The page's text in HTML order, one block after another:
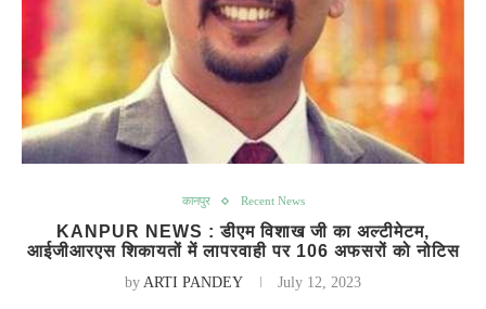
कानपुर Recent News
KANPUR NEWS : डीएम विशाख जी का अल्टीमेटम,
आईजीआरएस शिकायतों में लापरवाही पर 106 अफसरों को नोटिस
by ARTI PANDEY July 12, 2023